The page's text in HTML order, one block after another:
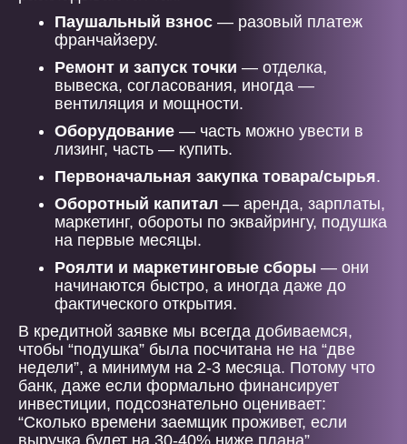
Паушальный взнос — разовый платеж
франчайзеру.
Ремонт и запуск точки — отделка,
вывеска, согласования, иногда —
вентиляция и мощности.
Оборудование — часть можно увести в
лизинг, часть — купить.
Первоначальная закупка товара/сырья.
Оборотный капитал — аренда, зарплаты,
маркетинг, обороты по эквайрингу, подушка
на первые месяцы.
Роялти и маркетинговые сборы — они
начинаются быстро, а иногда даже до
фактического открытия.
В кредитной заявке мы всегда добиваемся,
чтобы “подушка” была посчитана не на “две
недели”, а минимум на 2-3 месяца. Потому что
банк, даже если формально финансирует
инвестиции, подсознательно оценивает:
“Сколько времени заемщик проживет, если